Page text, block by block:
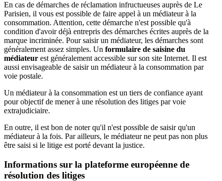
En cas de démarches de réclamation infructueuses auprès de Le
Parisien, il vous est possible de faire appel à un médiateur à la
consommation. Attention, cette démarche n'est possible qu'à
condition d'avoir déjà entrepris des démarches écrites auprès de la
marque incriminée. Pour saisir un médiateur, les démarches sont
généralement assez simples. Un formulaire de saisine du
médiateur est généralement accessible sur son site Internet. Il est
aussi envisageable de saisir un médiateur à la consommation par
voie postale.
Un médiateur à la consommation est un tiers de confiance ayant
pour objectif de mener à une résolution des litiges par voie
extrajudiciaire.
En outre, il est bon de noter qu'il n'est possible de saisir qu'un
médiateur à la fois. Par ailleurs, le médiateur ne peut pas non plus
être saisi si le litige est porté devant la justice.
Informations sur la plateforme européenne de
résolution des litiges